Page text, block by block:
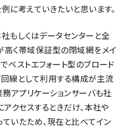
に考えていきたいと思います。
もしくはデータセンターと全
高く帯域保証型の閉域網をメイ
ベストエフォート型のブロード
線として利用する構成が主流
務アプリケーションサーバも社
アクセスするときだけ、本社や
いたため、現在と比べてイン